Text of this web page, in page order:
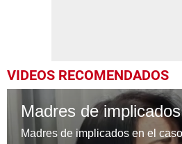
VIDEOS RECOMENDADOS